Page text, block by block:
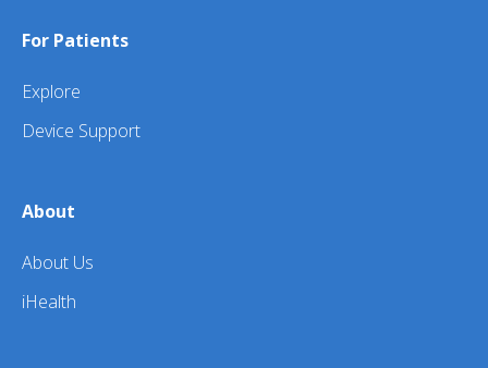
For Patients
Explore
Device Support
About
About Us
iHealth